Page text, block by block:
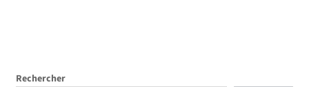
Rechercher